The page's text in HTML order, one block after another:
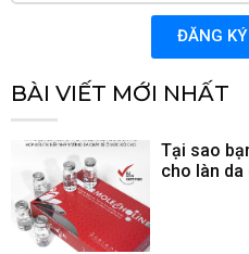
ĐĂNG
BÀI VIẾT MỚI NHẤT
Tại sao
cho làn da